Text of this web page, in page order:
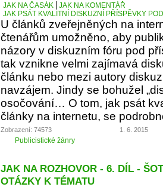
JAK NA ČASÁK
JAK NA KOMENTÁŘ
JAK PSÁT KVALITNÍ DISKUZNÍ PŘÍSPĚVKY
U článků zveřejněných na
čtenářům umožněno, aby
názory v diskuzním fóru pod
tak vznikne velmi zajímavá
článku nebo mezi autory
navzájem. Jindy se bohužel
osočování… O tom, jak psát
články na internetu, se
Zobrazení: 74573 1. 6. 2015
Publicistické žánry
JAK NA ROZHOVOR - 6. DÍL -
OTÁZKY K TÉMATU